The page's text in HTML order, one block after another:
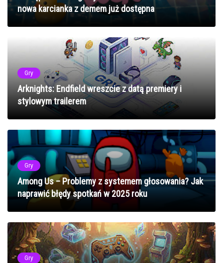
nowa karcianka z demem już dostępna
Gry
Arknights: Endfield wreszcie z datą premiery i
stylowym trailerem
Gry
Among Us – Problemy z systemem głosowania? Jak
naprawić błędy spotkań w 2025 roku
Gry